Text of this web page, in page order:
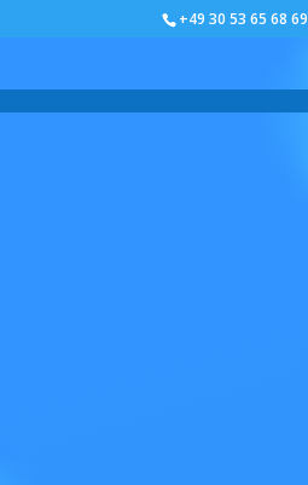
+49 30 53 65 68 69